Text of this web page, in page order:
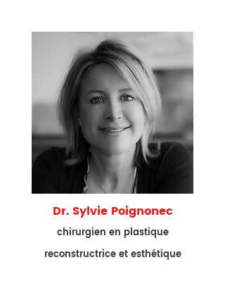
Dr. Sylvie Poignonec
chirurgien en plastique
reconstructrice et esthétique